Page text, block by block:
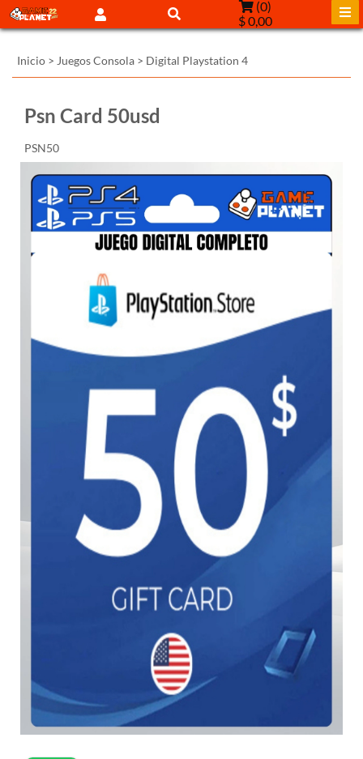
(0)
$ 0,00
Inicio > Juegos Consola > Digital Playstation 4
Psn Card 50usd
PSN50